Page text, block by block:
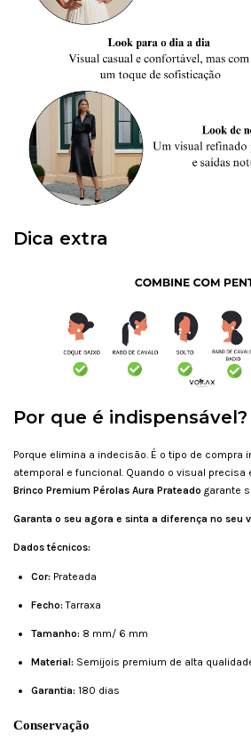
Dica extra
Por que é indispensável?
Porque elimina a indecisão. É o tipo de compra
atemporal e funcional. Quando o visual precisa
Brinco Premium Pérolas Aura Prateado garante
Garanta o seu agora e sinta a diferença no seu
Dados técnicos:
Cor: Prateada
Fecho:Tarraxa
Tamanho: 8 mm/ 6 mm
Material: Semijois premium de alta
Garantia: 180 dias
Conservação